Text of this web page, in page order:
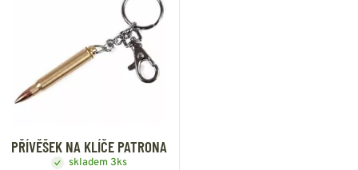
PŘÍVĚŠEK NA KLÍČE PATRONA
skladem 3ks